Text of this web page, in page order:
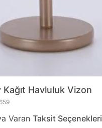
Havluluk Vizon
Varan Taksit Seçenekleri